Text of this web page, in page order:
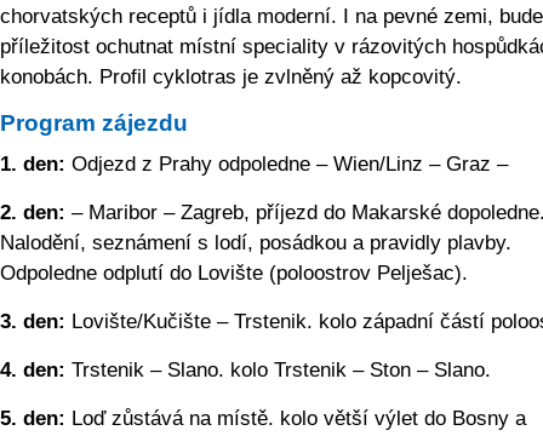
chorvatských receptů i jídla moderní. I na pevné zemi, bude
příležitost ochutnat místní speciality v rázovitých
konobách. Profil cyklotras je zvlněný až kopcovitý.
Program zájezdu
1. den: Odjezd z Prahy odpoledne – Wien/Linz – Graz –
2. den: – Maribor – Zagreb, příjezd do Makarské
Nalodění, seznámení s lodí, posádkou a pravidly plavby.
Odpoledne odplutí do Lovište (poloostrov Pelješac).
3. den: Lovište/Kučište – Trstenik. kolo západní částí
4. den: Trstenik – Slano. kolo Trstenik – Ston – Slano.
5. den: Loď zůstává na místě. kolo větší výlet do Bosny a